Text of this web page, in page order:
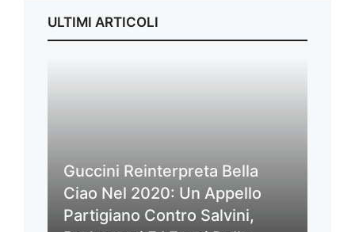
ULTIMI ARTICOLI
Guccini Reinterpreta Bella
Ciao Nel 2020: Un Appello
Partigiano Contro Salvini,